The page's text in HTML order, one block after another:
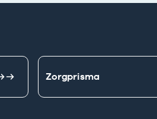
Zorgprisma